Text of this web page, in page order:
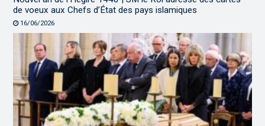
de voeux aux Chefs d’État des pays islamiques
16/06/2026